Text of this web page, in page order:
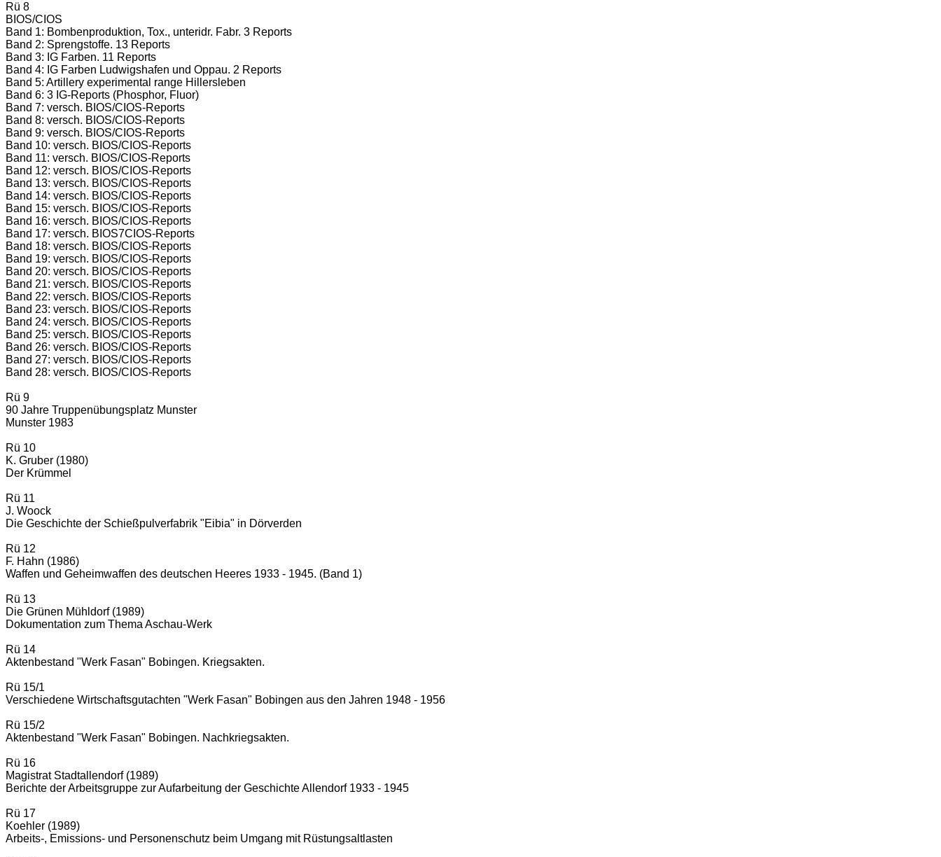
Rü 8
BIOS/CIOS
Band 1: Bombenproduktion, Tox., unteridr. Fabr. 3 Reports
Band 2: Sprengstoffe. 13 Reports
Band 3: IG Farben. 11 Reports
Band 4: IG Farben Ludwigshafen und Oppau. 2 Reports
Band 5: Artillery experimental range Hillersleben
Band 6: 3 IG-Reports (Phosphor, Fluor)
Band 7: versch. BIOS/CIOS-Reports
Band 8: versch. BIOS/CIOS-Reports
Band 9: versch. BIOS/CIOS-Reports
Band 10: versch. BIOS/CIOS-Reports
Band 11: versch. BIOS/CIOS-Reports
Band 12: versch. BIOS/CIOS-Reports
Band 13: versch. BIOS/CIOS-Reports
Band 14: versch. BIOS/CIOS-Reports
Band 15: versch. BIOS/CIOS-Reports
Band 16: versch. BIOS/CIOS-Reports
Band 17: versch. BIOS7CIOS-Reports
Band 18: versch. BIOS/CIOS-Reports
Band 19: versch. BIOS/CIOS-Reports
Band 20: versch. BIOS/CIOS-Reports
Band 21: versch. BIOS/CIOS-Reports
Band 22: versch. BIOS/CIOS-Reports
Band 23: versch. BIOS/CIOS-Reports
Band 24: versch. BIOS/CIOS-Reports
Band 25: versch. BIOS/CIOS-Reports
Band 26: versch. BIOS/CIOS-Reports
Band 27: versch. BIOS/CIOS-Reports
Band 28: versch. BIOS/CIOS-Reports
Rü 9
90 Jahre Truppenübungsplatz Munster
Munster 1983
Rü 10
K. Gruber (1980)
Der Krümmel
Rü 11
J. Woock
Die Geschichte der Schießpulverfabrik "Eibia" in Dörverden
Rü 12
F. Hahn (1986)
Waffen und Geheimwaffen des deutschen Heeres 1933 - 1945. (Band 1)
Rü 13
Die Grünen Mühldorf (1989)
Dokumentation zum Thema Aschau-Werk
Rü 14
Aktenbestand "Werk Fasan" Bobingen. Kriegsakten.
Rü 15/1
Verschiedene Wirtschaftsgutachten "Werk Fasan" Bobingen aus den Jahren 1948 - 1956
Rü 15/2
Aktenbestand "Werk Fasan" Bobingen. Nachkriegsakten.
Rü 16
Magistrat Stadtallendorf (1989)
Berichte der Arbeitsgruppe zur Aufarbeitung der Geschichte Allendorf 1933 - 1945
Rü 17
Koehler (1989)
Arbeits-, Emissions- und Personenschutz beim Umgang mit Rüstungsaltlasten